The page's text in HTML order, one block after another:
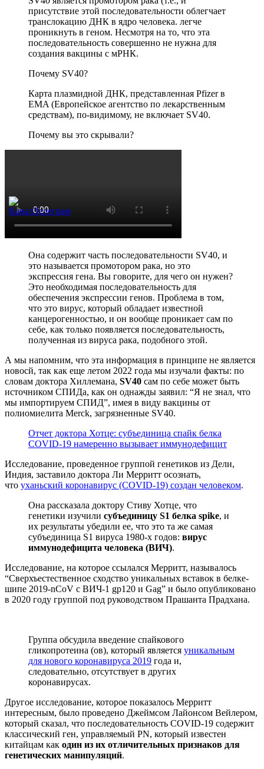
присутствие этой последовательности облегчает
транслокацию ДНК в ядро человека. легче
проникнуть в геном. Несмотря на то, что эта
последовательность совершенно не нужна для
создания вакцины с мРНК.
Почему SV40?
Карта плазмидной ДНК, представленная Pfizer в
EMA (Европейское агентство по лекарственным
средствам), по-видимому, не включает SV40.
Почему вы это скрывали?
Она содержит часть последовательности SV40, и
это называется промотором рака, но это
экспрессия гена. Вы говорите, для чего он нужен?
Это необходимая последовательность для
обеспечения экспрессии генов. Проблема в том,
что это вирус, который обладает известной
канцерогенностью, и он вообще проникает сам по
себе, как только появляется последовательность,
полученная из вируса рака, подобного этой.
А мы напомним, что эта информация в принципе не является
новосй, так как еще летом 2022 года мы изучали факты: по
словам доктора Хиллемана, SV40 сам по себе может быть
источником СПИДа, как он однажды заявил: “Я не знал, что
мы импортируем СПИД”, имея в виду вакцины от
полиомиелита Merck, загрязненные SV40.
Отчет доктора Хотце: субъединица спайк белка
COVID-19 намеренно вызывает иммунодефицит
Исследование, проведенное группой генетиков из Дели,
Индия, заставило доктора Ли Мерритт осознать,
что уханьский коронавирус (COVID-19) создан человеком.
Она рассказала доктору Стиву Хотце, что
генетики изучили субъединицу S1 белка spike, и
их результаты убедили ее, что это та же самая
субъединица S1 вируса 1980-х годов: вирус
иммунодефицита человека (ВИЧ).
Исследование, на которое ссылался Мерритт, называлось
“Сверхъестественное сходство уникальных вставок в белке-
шипе 2019-nCoV с ВИЧ-1 gp120 и Gag” и было опубликовано
в 2020 году группой под руководством Прашанта Прадхана.
Группа обсудила введение спайкового
гликопротеина (ов), который является уникальным
для нового коронавируса 2019 года и,
следовательно, отсутствует в других
коронавирусах.
Другое исследование, которое показалось Мерритт
интересным, было проведено Джеймсом Лайонсом Вейлером,
который сказал, что последовательность COVID-19 содержит
классический ген, управляемый PN, который известен
китайцам как один из их отличительных признаков для
генетических манипуляций.